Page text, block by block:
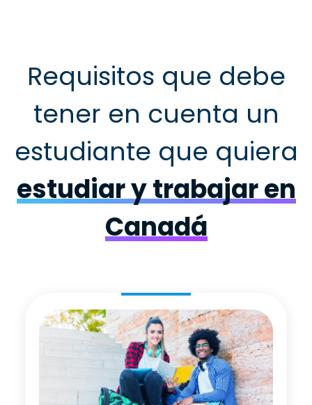
Requisitos que debe
tener en cuenta un
estudiante que quiera
estudiar y trabajar en
Canadá